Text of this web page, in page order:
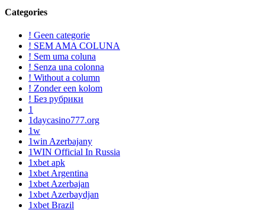
Categories
! Geen categorie
! SEM AMA COLUNA
! Sem uma coluna
! Senza una colonna
! Without a column
! Zonder een kolom
! Без рубрики
1
1daycasino777.org
1w
1win Azerbajany
1WIN Official In Russia
1xbet apk
1xbet Argentina
1xbet Azerbajan
1xbet Azerbaydjan
1xbet Brazil